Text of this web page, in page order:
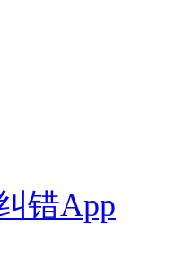
错App